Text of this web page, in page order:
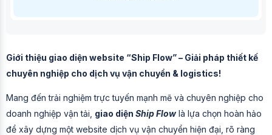
Giới thiệu giao diện website “Ship Flow” – Giải pháp thiết kế
chuyên nghiệp cho dịch vụ vận chuyển & logistics!
Mang đến trải nghiệm trực tuyến mạnh mẽ và chuyên nghiệp cho
doanh nghiệp vận tải, giao diện Ship Flowlà lựa chọn hoàn hảo
để xây dựng một website dịch vụ vận chuyển hiện đại, rõ ràng